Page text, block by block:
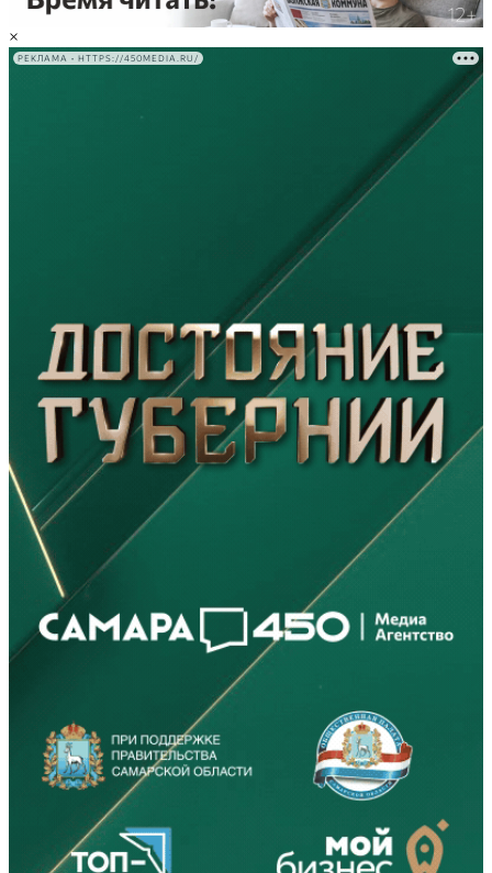
×
РЕКЛАМА • HTTPS://450MEDIA.RU/